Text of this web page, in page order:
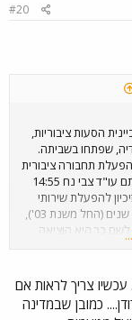
#20
הסעות ציבוריות,
שפתחו בשביתה.
תחבורה ציבורית
לגופים אחרים. השופטים הורו על הפסקתם עו"ד צבי נח 14:55
להפעלת שירותי
התחבורה הציבורית בבאר שבע, למשך 6 שנים (החל משנת 03'),
נוספות. לשם כך היא הוציאה
עובדים רבים
עובדיה התגלעו סכסוכים
עם עובדיה על
עבודה. עובדי
מחניון
צריך לראות אם
כמובן שבמדינה